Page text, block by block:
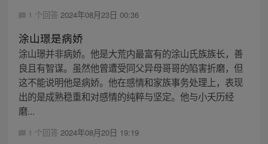
1 个回答 2024年08月23日 00:36
涂山璟是病娇
涂山璟并非病娇。他是大荒内最富有的涂山氏族族长，善
良且有智谋。虽然他曾遭受同父异母哥哥的陷害折磨，但
这不能说明他是病娇。他在感情和家族事务处理上，表现
出的是成熟稳重和对感情的纯粹与坚定。他与小夭历经
磨...
1 个回答 2024年08月20日 19:19